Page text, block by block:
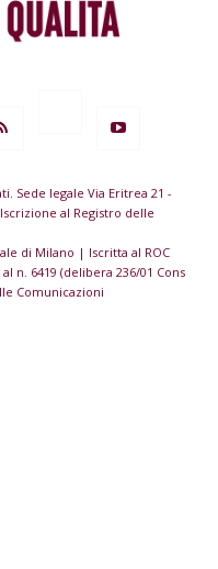
Sede legale Via Eritrea 21 -
al Registro delle
di Milano | Iscritta al ROC
n. 6419 (delibera 236/01 Cons
Comunicazioni